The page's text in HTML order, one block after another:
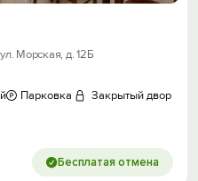
Морская, д. 12Б
Парковка
Закрытый двор
Бесплатая отмена